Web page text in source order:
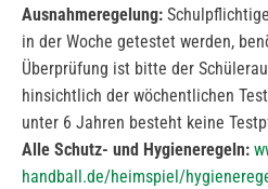
Ausnahmeregelung:
in der Woche getestet werden,
Überprüfung ist bitte der
hinsichtlich der wöchentlichen
unter 6 Jahren besteht keine
Alle Schutz- und Hygieneregeln:
handball.de/heimspiel/